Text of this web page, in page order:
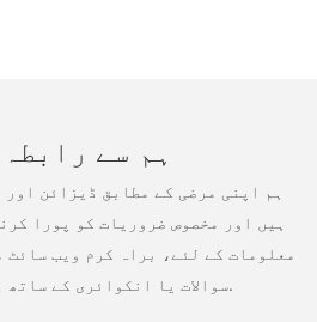
ہم سے
ہم اپنی مرضی کے مطابق ڈیزائن اور
ہیں اور مخصوص ضروریات کو پورا
معلومات کے لئے، براہ کرم ویب سائٹ
سوالات یا انکوائری کے ساتھ ہم سے رابطہ کریں.